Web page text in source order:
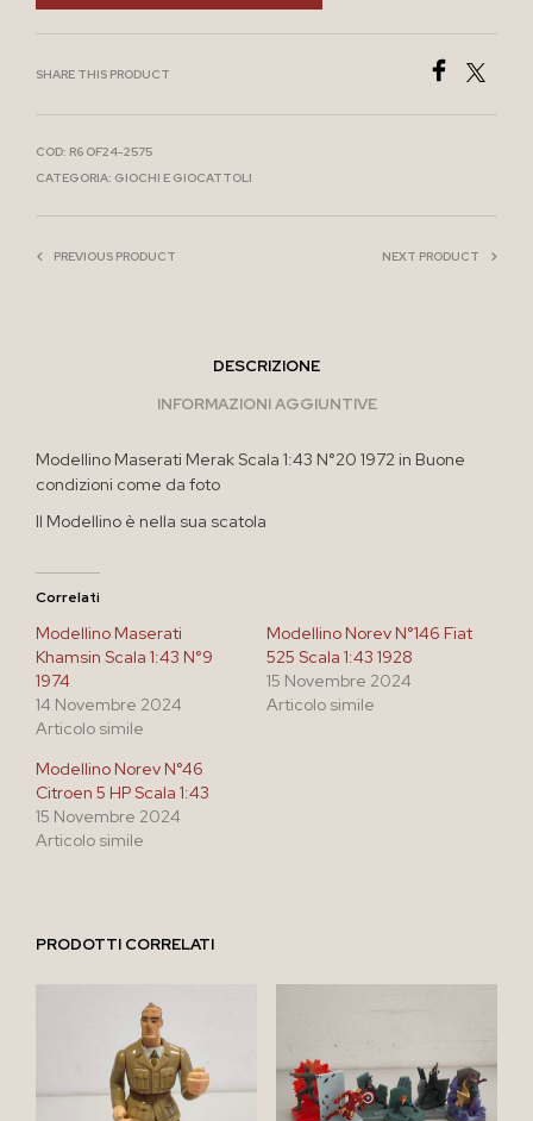
SHARE THIS PRODUCT
COD: R6 OF24-2575
CATEGORIA: GIOCHI E GIOCATTOLI
PREVIOUS PRODUCT NEXT PRODUCT
DESCRIZIONE
INFORMAZIONI AGGIUNTIVE
Modellino Maserati Merak Scala 1:43 N°20 1972 in Buone
condizioni come da foto
Il Modellino è nella sua scatola
Correlati
Modellino Maserati
Khamsin Scala 1:43 N°9
1974
14 Novembre 2024
Articolo simile
Modellino Norev N°146 Fiat
525 Scala 1:43 1928
15 Novembre 2024
Articolo simile
Modellino Norev N°46
Citroen 5 HP Scala 1:43
15 Novembre 2024
Articolo simile
PRODOTTI CORRELATI